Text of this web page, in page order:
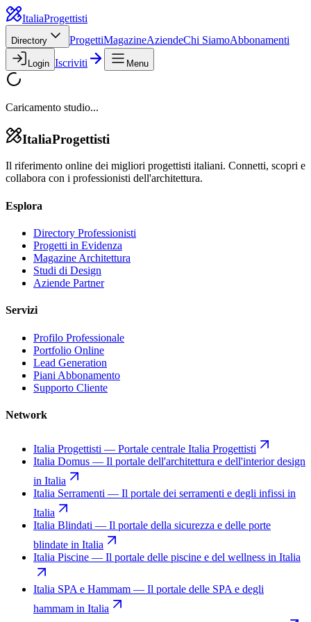
ItaliaProgettisti
Directory ProgettiMagazineAziendeChi SiamoAbbonamenti
Login Iscriviti Menu
Caricamento studio...
ItaliaProgettisti
Il riferimento online dei migliori progettisti italiani. Connetti, scopri e
collabora con i professionisti dell'architettura.
Esplora
Directory Professionisti
Progetti in Evidenza
Magazine Architettura
Studi di Design
Aziende Partner
Servizi
Profilo Professionale
Portfolio Online
Lead Generation
Piani Abbonamento
Supporto Cliente
Network
Italia Progettisti — Portale centrale Italia Progettisti
Italia Domus — Il portale dell'architettura e dell'interior design
in Italia
Italia Serramenti — Il portale dei serramenti e degli infissi in
Italia
Italia Blindati — Il portale della sicurezza e delle porte
blindate in Italia
Italia Piscine — Il portale delle piscine e del wellness in Italia
Italia SPA e Hammam — Il portale delle SPA e degli
hammam in Italia